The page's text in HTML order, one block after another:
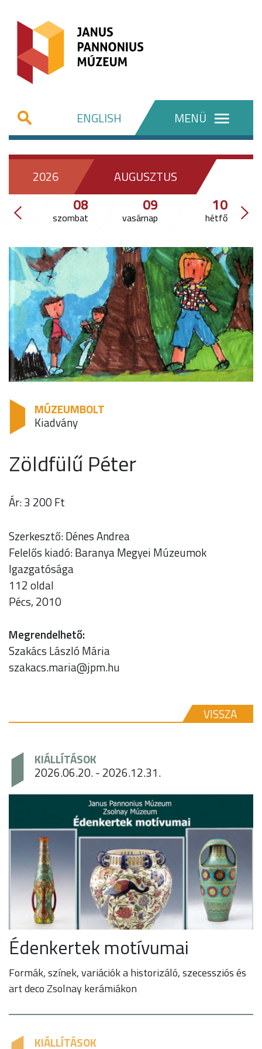
ENGLISH MENÜ
2026 AUGUSZTUS
08
szombat
09
vasárnap
10
hétfő
MÚZEUMBOLT
Kiadvány
Zöldfülű Péter
Ár: 3 200 Ft
Szerkesztő: Dénes Andrea
Felelős kiadó: Baranya Megyei Múzeumok
Igazgatósága
112 oldal
Pécs, 2010
Megrendelhető:
Szakács László Mária
szakacs.maria@jpm.hu
VISSZA
KIÁLLÍTÁSOK
2026.06.20. - 2026.12.31.
Édenkertek motívumai
Formák, színek, variációk a historizáló, szecessziós és
art deco Zsolnay kerámiákon
KIÁLLÍTÁSOK